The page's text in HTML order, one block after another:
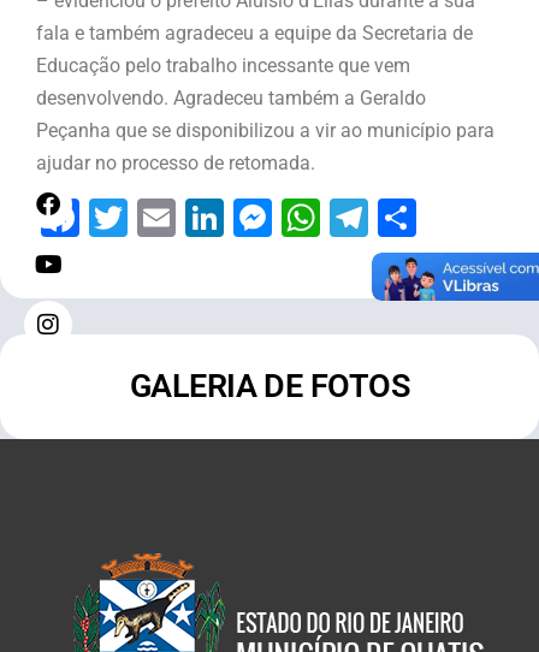
fala e também agradeceu a equipe da Secretaria de
Educação pelo trabalho incessante que vem
desenvolvendo. Agradeceu também a Geraldo
Peçanha que se disponibilizou a vir ao município para
ajudar no processo de retomada.
Facebook
Twitter
EmailLinkedIn
Messenger
WhatsApp
Telegram
GALERIA DE FOTOS